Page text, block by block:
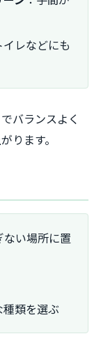
イレなどにも
バランスよく
ります。
い場所に置
類を選ぶ